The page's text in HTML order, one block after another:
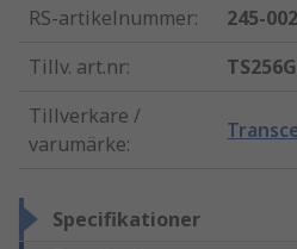
RS-artikelnummer:
245-
Tillv. art.nr:
Tillverkare /
varumärke:
Specifikationer